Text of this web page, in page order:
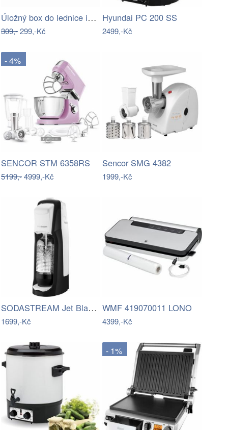
Úložný box do lednice iDesign Fridge…
309,-299,-Kč
Hyundai PC 200 SS
2499,-Kč
- 4%
SENCOR STM 6358RS
5199,-4999,-Kč
Sencor SMG 4382
1999,-Kč
SODASTREAM Jet Black&White
1699,-Kč
WMF 419070011 LONO
4399,-Kč
- 1%